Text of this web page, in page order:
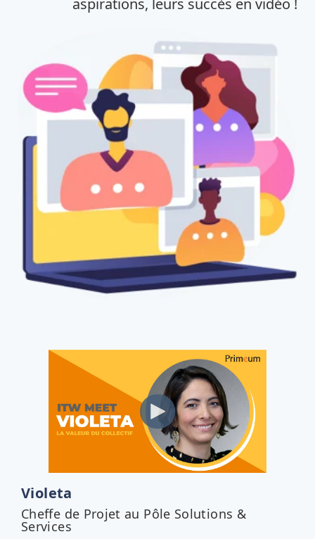
aspirations, leurs succès en vidéo !
Violeta
Cheffe de Projet au Pôle Solutions &
Services